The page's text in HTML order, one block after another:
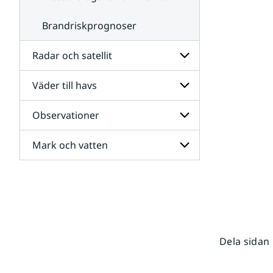
Brandriskprognoser
Radar och satellit
Undersidor
för
Radar
och
satellit
Väder till havs
Undersidor
för
Väder
till
havs
Observationer
Undersidor
för
Mark och vatten
Dela sidan